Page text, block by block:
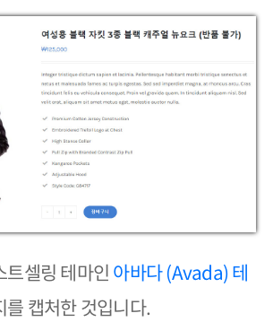
트셀링 테마인아바다 (Avada) 테
캡처한 것입니다.